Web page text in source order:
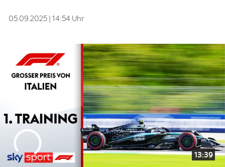
05.09.2025 | 14:54 Uhr
13:39